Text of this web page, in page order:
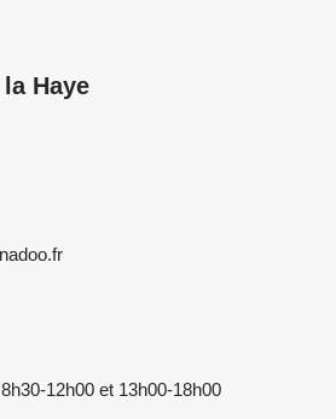
Haye
12h00 et 13h00-18h00